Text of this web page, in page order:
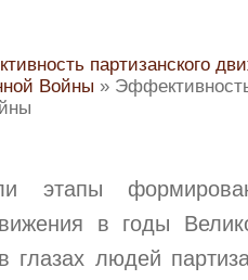
партизанского
Войны »
этапы
в годы
людей